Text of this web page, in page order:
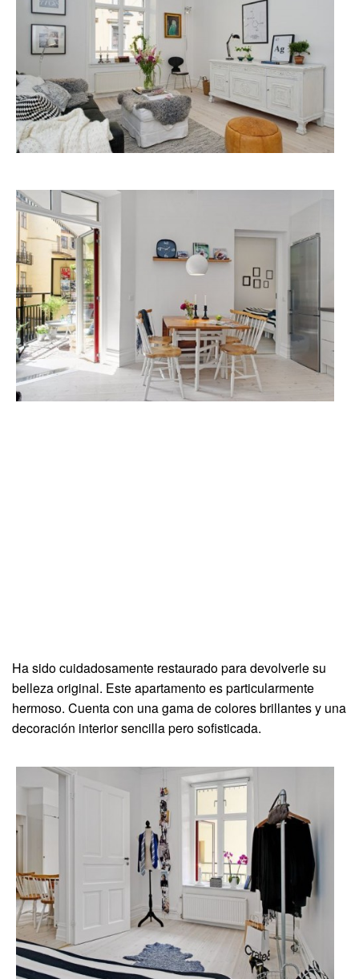
Ha sido cuidadosamente restaurado para devolverle su
belleza original. Este apartamento es particularmente
hermoso. Cuenta con una gama de colores brillantes y una
decoración interior sencilla pero sofisticada.